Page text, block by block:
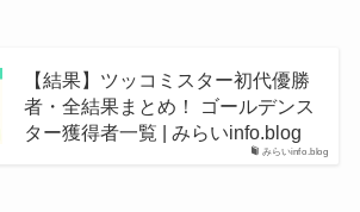
みらいinfo.blog
【結果】ツッコミスター初代優勝
者・全結果まとめ！ ゴールデンス
ター獲得者一覧 | みらいinfo.blog